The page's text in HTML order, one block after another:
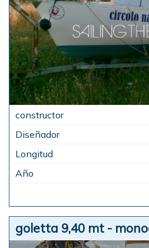
goletta 9,40 mt -